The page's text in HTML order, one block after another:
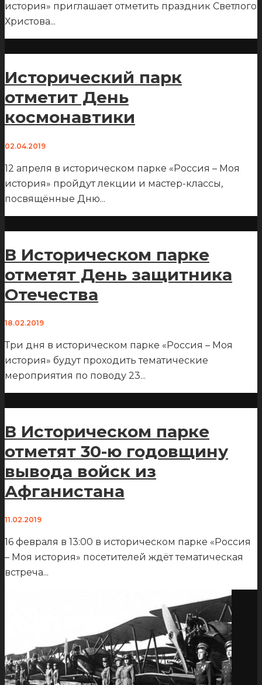
история» приглашает отметить праздник Светлого
Христова...
Исторический парк
отметит День
космонавтики
02.04.2019
12 апреля в историческом парке «Россия – Моя
история» пройдут лекции и мастер-классы,
посвящённые Дню...
В Историческом парке
отметят День защитника
Отечества
18.02.2019
Три дня в историческом парке «Россия – Моя
история» будут проходить тематические
мероприятия по поводу 23...
В Историческом парке
отметят 30-ю годовщину
вывода войск из
Афганистана
11.02.2019
16 февраля в 13:00 в историческом парке «Россия
– Моя история» посетителей ждёт тематическая
встреча...